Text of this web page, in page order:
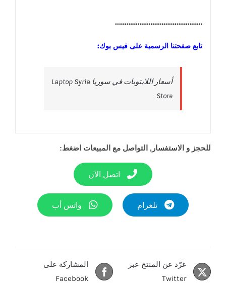
………………………………………..
تابع صفحتنا الرسمية على فيس بوك:
‎أسعار اللابتوبات في سوريا Laptop Syria
Store‎
للحجز و الاستفسار, التواصل مع المبيعات اضغط:
اتصل الآن
تلغرام واتس أب
المشاركة على
Facebook
غرّد عن المنتج عبر
Twitter